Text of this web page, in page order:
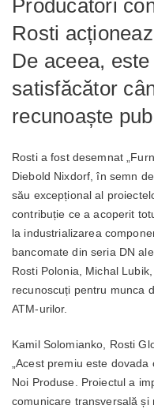
Producători
Rosti
De aceea,
satisfăcător
recunoaște
Rosti a fost desemnat
Diebold Nixdorf, în semn
său excepțional al
contribuție ce a acoperit
la industrializarea
bancomate din seria DN
Rosti Polonia, Michal
recunoscuți pentru munca
ATM-urilor.
Kamil Solomianko, Rosti
„Acest premiu este
Noi Produse. Proiectul a
comunicare transversală